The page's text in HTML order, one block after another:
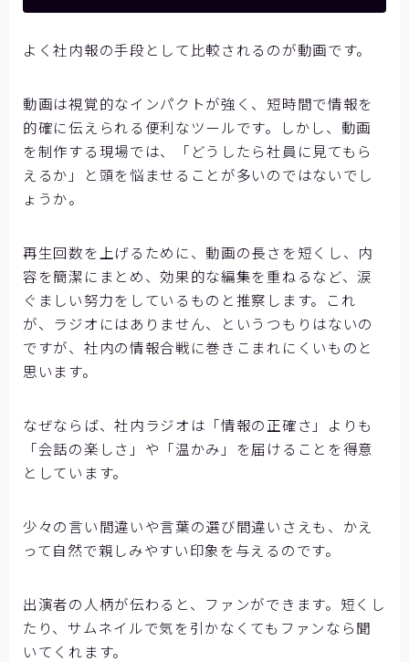
よく社内報の手段として比較されるのが動画です。
動画は視覚的なインパクトが強く、短時間で情報を
的確に伝えられる便利なツールです。しかし、動画
を制作する現場では、「どうしたら社員に見てもら
えるか」と頭を悩ませることが多いのではないでし
ょうか。
再生回数を上げるために、動画の長さを短くし、内
容を簡潔にまとめ、効果的な編集を重ねるなど、涙
ぐましい努力をしているものと推察します。これ
が、ラジオにはありません、というつもりはないの
ですが、社内の情報合戦に巻きこまれにくいものと
思います。
なぜならば、社内ラジオは「情報の正確さ」よりも
「会話の楽しさ」や「温かみ」を届けることを得意
としています。
少々の言い間違いや言葉の選び間違いさえも、かえ
って自然で親しみやすい印象を与えるのです。
出演者の人柄が伝わると、ファンができます。短くし
たり、サムネイルで気を引かなくてもファンなら聞
いてくれます。